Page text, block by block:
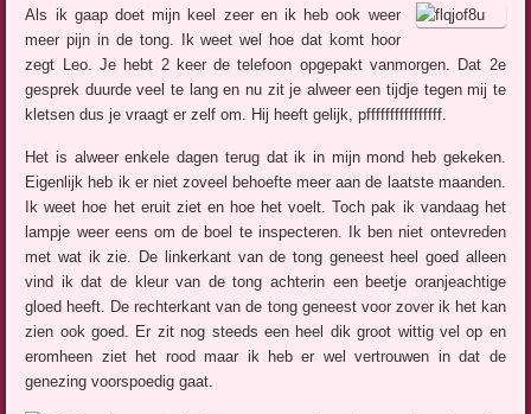
Als ik gaap doet mijn keel zeer en ik heb ook weer
meer pijn in de tong. Ik weet wel hoe dat komt hoor
zegt Leo. Je hebt 2 keer de telefoon opgepakt vanmorgen. Dat 2e
gesprek duurde veel te lang en nu zit je alweer een tijdje tegen mij te
kletsen dus je vraagt er zelf om. Hij heeft gelijk, pffffffffffffffff.
Het is alweer enkele dagen terug dat ik in mijn mond heb gekeken.
Eigenlijk heb ik er niet zoveel behoefte meer aan de laatste maanden.
Ik weet hoe het eruit ziet en hoe het voelt. Toch pak ik vandaag het
lampje weer eens om de boel te inspecteren. Ik ben niet ontevreden
met wat ik zie. De linkerkant van de tong geneest heel goed alleen
vind ik dat de kleur van de tong achterin een beetje oranjeachtige
gloed heeft. De rechterkant van de tong geneest voor zover ik het kan
zien ook goed. Er zit nog steeds een heel dik groot wittig vel op en
eromheen ziet het rood maar ik heb er wel vertrouwen in dat de
genezing voorspoedig gaat.